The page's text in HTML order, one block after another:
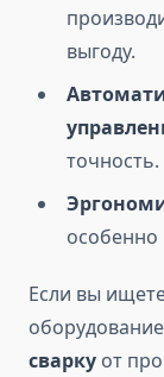
выгоду.
точность.
особенно
Если вы
сварку от